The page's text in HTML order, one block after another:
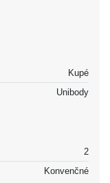
Kupé
Unibody
2
Konvenčné